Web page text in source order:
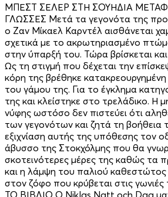
ΜΠΕΣΤ ΣΕΛΕΡ ΣΤΗ ΣΟΥΗΔΙΑ
ΓΛΩΣΣΕΣ Μετά τα γεγονότα της
ο Ζαν Μίκαελ Καρντέλ αισθάνεται
σχετικά με το ακρωτηριασμένο
στην ύπαρξή του. Τώρα βρίσκεται
Ως τη στιγμή που δέχεται την
κόρη της βρέθηκε
του γάμου της. Για το έγκλημα
της και κλείστηκε στο τρελάδικο. Η
νύφης ωστόσο δεν πιστεύει ότι
των γεγονότων και ζητά τη βοήθεια
εξιχνίαση αυτής της υπόθεσης τον
άβυσσο της Στοκχόλμης που θα
σκοτεινότερες μέρες της καθώς τα
και η λάμψη του παλιού
στον ζόφο που κρύβεται στις
ΤΟ ΒΙΒΛΙΟ Ο Niklas Natt och Dag